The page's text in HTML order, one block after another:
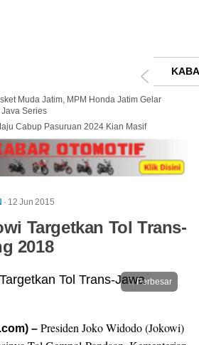
Muda Jatim, MPM Honda Jatim Gelar
Series
Cabup Pasuruan 2024 Kian Masif
· 12 Jun 2015
Targetkan Tol Trans-
2018
Perbesar
– Presiden Joko Widodo (Jokowi)